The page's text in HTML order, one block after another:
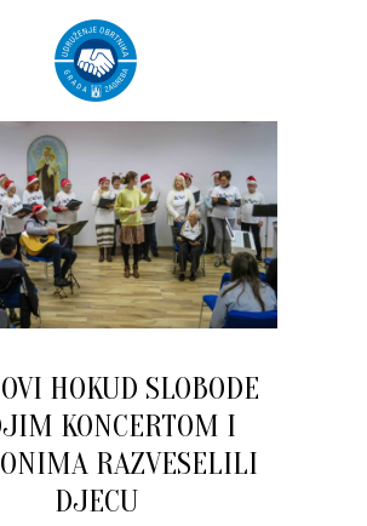
HOKUD SLOBODE
KONCERTOM I
RAZVESELILI
DJECU